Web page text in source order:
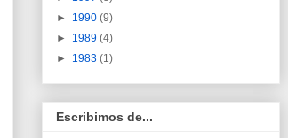
► 1990 (9)
► 1989 (4)
► 1983 (1)
Escribimos de...